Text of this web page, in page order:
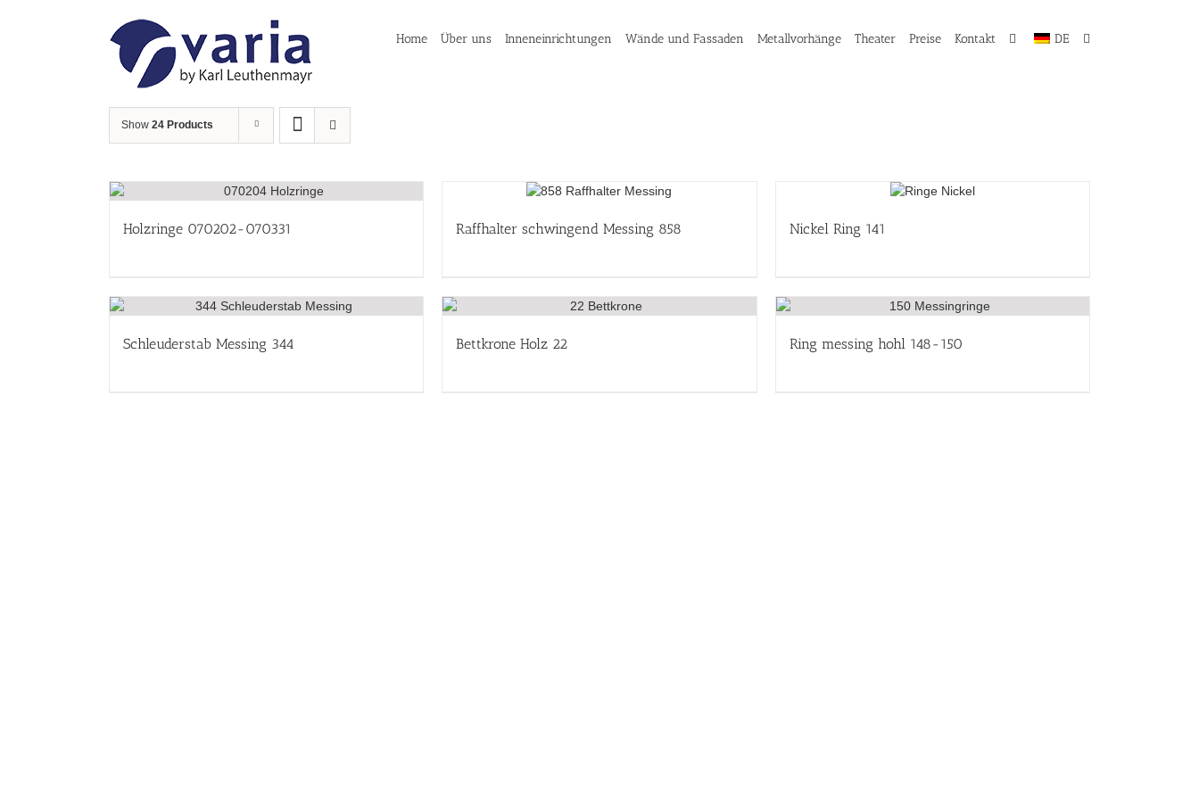
Home Über uns Inneneinrichtungen Wände und Fassaden Metallvorhänge Theater Preise Kontakt DE
Show 24 Products
Holzringe 070202-070331 Raffhalter schwingend Messing 858 Nickel Ring 141
Schleuderstab Messing 344 Bettkrone Holz 22 Ring messing hohl 148-150